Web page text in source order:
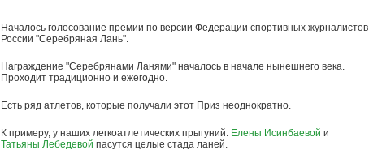
Началось голосование премии по версии Федерации спортивных журналистов
России "Серебряная Лань".
Награждение "Серебрянами Ланями" началось в начале нынешнего века.
Проходит традиционно и ежегодно.
Есть ряд атлетов, которые получали этот Приз неоднократно.
К примеру, у наших легкоатлетических прыгуний: Елены Исинбаевой и
Татьяны Лебедевой пасутся целые стада ланей.